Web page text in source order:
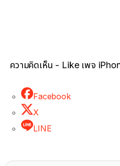
ความคิดเห็น - Like เพจ
Facebook
X
LINE